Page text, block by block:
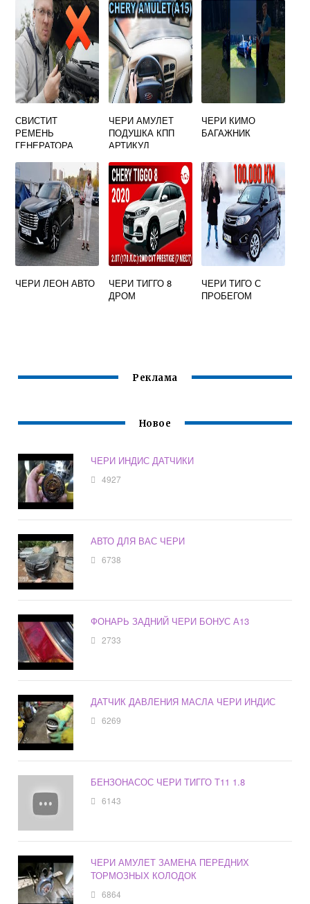
СВИСТИТ
РЕМЕНЬ
ГЕНЕРАТОРА
ЧЕРИ АМУЛЕТ
ПОДУШКА КПП
АРТИКУЛ
ЧЕРИ КИМО
БАГАЖНИК
ЧЕРИ ЛЕОН АВТО
ЧЕРИ ТИГГО 8
ДРОМ
ЧЕРИ ТИГО С
ПРОБЕГОМ
Реклама
Новое
ЧЕРИ ИНДИС ДАТЧИКИ
4927
АВТО ДЛЯ ВАС ЧЕРИ
6738
ФОНАРЬ ЗАДНИЙ ЧЕРИ БОНУС А13
2733
ДАТЧИК ДАВЛЕНИЯ МАСЛА ЧЕРИ ИНДИС
6269
БЕНЗОНАСОС ЧЕРИ ТИГГО Т11 1.8
6143
ЧЕРИ АМУЛЕТ ЗАМЕНА ПЕРЕДНИХ
ТОРМОЗНЫХ КОЛОДОК
6864